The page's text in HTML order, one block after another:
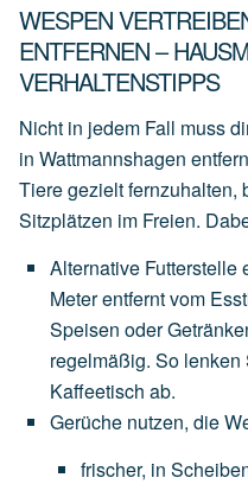
WESPEN
ENTFERNEN –
VERHALTENSTIPPS
Nicht in jedem Fall muss
in Wattmannshagen
Tiere gezielt fernzuhalten,
Sitzplätzen im Freien.
Alternative Futterstelle
Meterentferntvom
Speisen oder
regelmäßig. So lenken
Kaffeetisch ab.
Gerüche nutzen, die
frischer, in